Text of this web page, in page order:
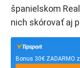
španielskom
nich skórovať aj
Bonus 30€ ZADARMO